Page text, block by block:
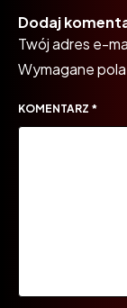
Dodaj
Twój adres e-
Wymagane
KOMENTARZ *